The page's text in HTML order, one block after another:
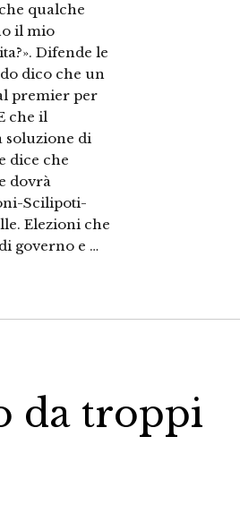
qualche
il mio
Difende le
dico che un
premier per
che il
soluzione di
dice che
dovrà
Scilipoti-
Elezioni che
governo e …
da troppi